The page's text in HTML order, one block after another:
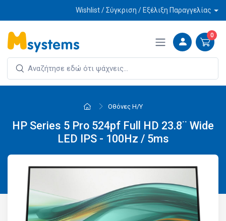
Wishlist / Σύγκριση / Εξέλιξη Παραγγελίας
0
Οθόνες Η/Υ
HP Series 5 Pro 524pf Full HD 23.8¨ Wide
LED IPS - 100Hz / 5ms